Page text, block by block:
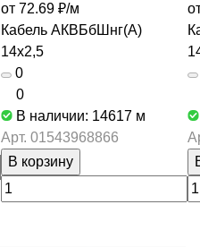
от 72.69 ₽/м
Кабель АКВБбШнг(А)
14х2,5
0
0
В наличии: 14617 м
Арт. 01543968866
В корзину